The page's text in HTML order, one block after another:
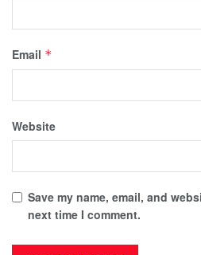
Email *
Website
Save my name, email, and
next time I comment.